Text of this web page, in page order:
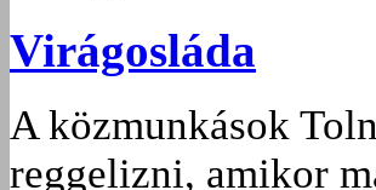
Virágosláda
A közmunkások
reggelizni, amikor